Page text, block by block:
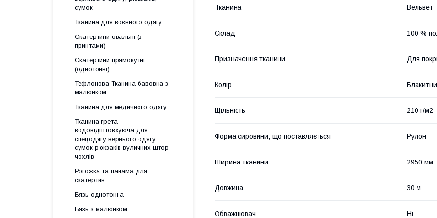
Тканина Вельвет
Склад 100 %
Призначення тканини Для
Колір
Щільність 210 г/м2
Форма сировини, що поставляється Рулон
Ширина тканини 2950 мм
Довжина 30 м
Обважнювач Ні
сумок
Тканина для воєнного одягу
Скатертини овальні (з
принтами)
Скатертини прямокутні
(однотонні)
Тефлонова Тканина бавовна з
малюнком
Тканина для медичного одягу
Тканина грета
водовідштовхуюча для
спецодягу вернього одягу
сумок рюкзаків вуличних штор
чохлів
Рогожка та панама для
скатертин
Бязь однотонна
Бязь з малюнком